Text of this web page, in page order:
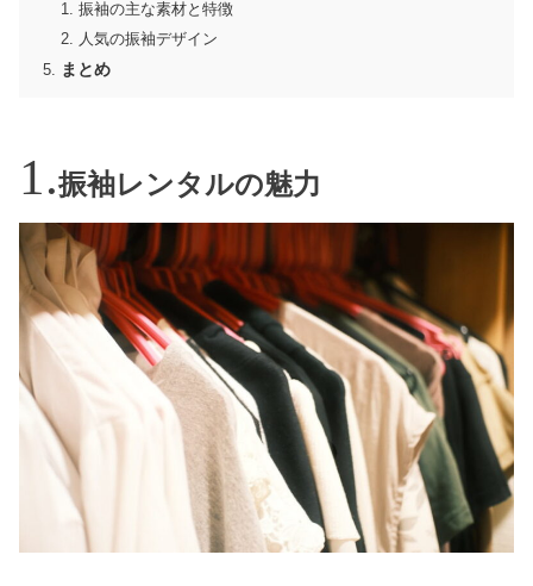
振袖の主な素材と特徴
人気の振袖デザイン
まとめ
振袖レンタルの魅力